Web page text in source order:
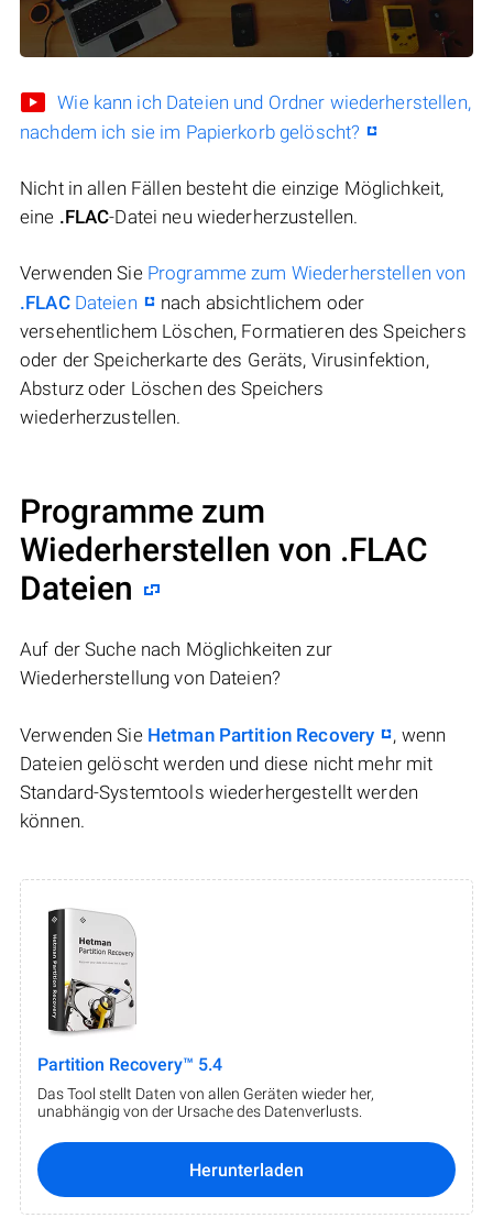
Wie kann ich Dateien und Ordner wiederherstellen,
nachdem ich sie im Papierkorb gelöscht?
Nicht in allen Fällen besteht die einzige Möglichkeit,
eine .FLAC-Datei neu wiederherzustellen.
Verwenden Sie Programme zum Wiederherstellen von
.FLACDateien
nach absichtlichem oder
versehentlichem Löschen, Formatieren des Speichers
oder der Speicherkarte des Geräts, Virusinfektion,
Absturz oder Löschen des Speichers
wiederherzustellen.
Programme zum
Wiederherstellen von .FLAC
Dateien
Auf der Suche nach Möglichkeiten zur
Wiederherstellung von Dateien?
Verwenden Sie Hetman Partition Recovery
, wenn
Dateien gelöscht werden und diese nicht mehr mit
Standard-Systemtools wiederhergestellt werden
können.
Partition Recovery™ 5.4
Das Tool stellt Daten von allen Geräten wieder her,
unabhängig von der Ursache des Datenverlusts.
Herunterladen